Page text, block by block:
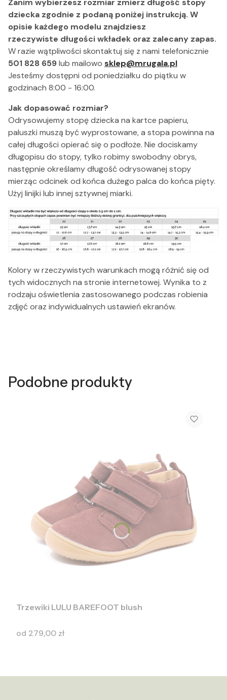
dziecka zgodnie z podaną poniżej instrukcją. W
opisie każdego modelu znajdziesz
rzeczywiste długości wkładek oraz zalecany zapas.
W razie wątpliwości skontaktuj się z nami telefonicznie
501 828 659lub mailowo sklep@mrugala.pl
Jesteśmy dostępni od poniedziałku do piątku w
godzinach 8:00 - 16:00.
Jak dopasować rozmiar?
Odrysowujemy stopę dziecka na kartce papieru,
paluszki muszą być wyprostowane, a stopa powinna na
całej długości opierać się o podłoże. Nie dociskamy
długopisu do stopy, tylko robimy swobodny obrys,
następnie określamy długość odrysowanej stopy
mierząc odcinek od końca dużego palca do końca pięty.
Użyj linijki lub innej sztywnej miarki.
Kolory w rzeczywistych warunkach mogą różnić się od
tych widocznych na stronie internetowej. Wynika to z
rodzaju oświetlenia zastosowanego podczas robienia
zdjęć oraz indywidualnych ustawień ekranów.
Podobne produkty
Trzewiki LULU BAREFOOT blush
Cena
od 279,00 zł